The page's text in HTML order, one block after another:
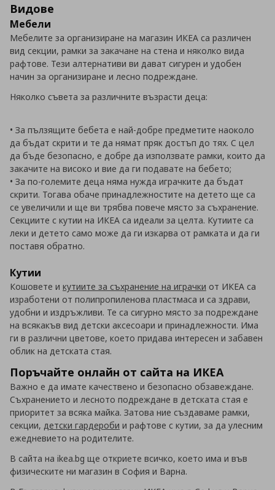
Видове
Мебели
Мебелите за организиране на магазин ИКЕА са различен
вид секции, рамки за закачане на стена и няколко вида
рафтове. Тези алтернативи ви дават сигурен и удобен
начин за организиране и лесно подреждане.
Няколко съвета за различните възрасти деца:
• За пълзящите бебета е най-добре предметите наоколо
да бъдат скрити и те да нямат пряк достъп до тях. С цел
да бъде безопасно, е добре да използвате рамки, които да
закачите на високо и вие да ги подавате на бебето;
• За по-големите деца няма нужда играчките да бъдат
скрити. Тогава обаче принадлежностите на детето ще са
се увеличили и ще ви трябва повече място за съхранение.
Секциите с кутии на ИКЕА са идеали за целта. Кутиите са
леки и детето само може да ги изкарва от рамката и да ги
поставя обратно.
Кутии
Кошовете и кутиите за съхранение на играчки от ИКЕА са
изработени от полипропиленова пластмаса и са здрави,
удобни и издръжливи. Те са сигурно място за подреждане
на всякакъв вид детски аксесоари и принадлежности. Има
ги в различни цветове, което придава интересен и забавен
облик на детската стая.
Поръчайте онлайн от сайта на ИКЕА
Важно е да имате качествено и безопасно обзавеждане.
Съхранението и лесното подреждане в детската стая е
приоритет за всяка майка. Затова ние създаваме рамки,
секции, детски гардероби и рафтове с кутии, за да улесним
ежедневието на родителите.
В сайта на ikea.bg ще откриете всичко, което има и във
физическите ни магазин в София и Варна.